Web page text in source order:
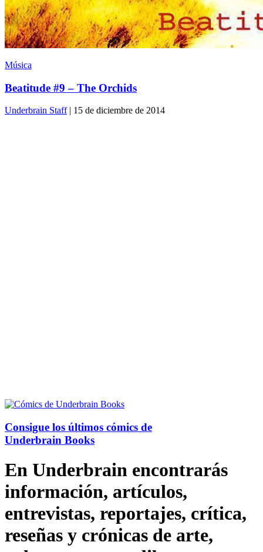
Música
Beatitude #9 – The Orchids
Underbrain Staff| 15 de diciembre de 2014
Consigue los últimos cómics de
Underbrain Books
En Underbrain encontrarás
información, artículos,
entrevistas, reportajes, crítica,
reseñas y crónicas de arte,